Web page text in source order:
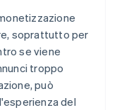
soprattutto per
se viene
troppo
può
del